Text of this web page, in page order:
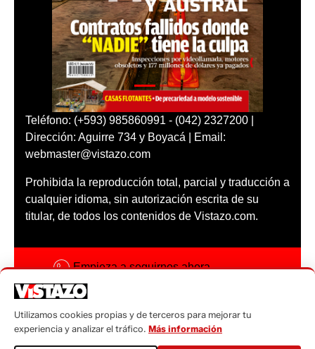
Teléfono: (+593) 985860991 - (042) 2327200 |
Dirección: Aguirre 734 y Boyacá | Email:
webmaster@vistazo.com
Prohibida la reproducción total, parcial y traducción a
cualquier idioma, sin autorización escrita de su
titular, de todos los contenidos de Vistazo.com.
Empieza a seguirnos ahora
Código ética
Sugerencias a:
Utilizamos cookies propias y de terceros para mejorar tu
experiencia y analizar el tráfico. Más información